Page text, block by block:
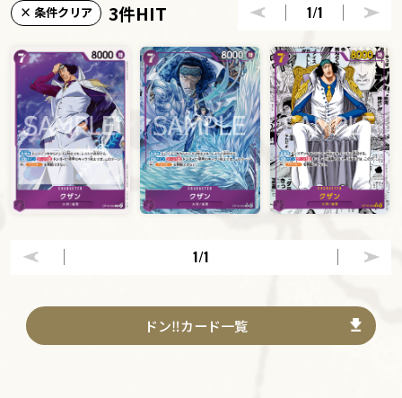
× 条件クリア 3件HIT 1/1
1/1
ドン‼カード一覧